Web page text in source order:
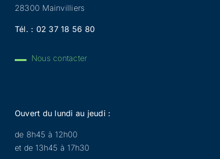
28300 Mainvilliers
Tél. : 02 37 18 56 80
Nous contacter
Ouvert du lundi au jeudi :
de 8h45 à 12h00
et de 13h45 à 17h30